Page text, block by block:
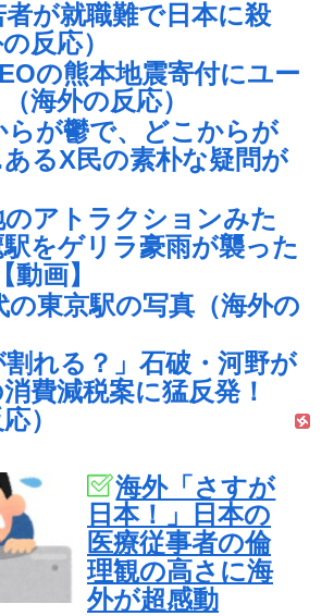
が就職難で日本に殺
反応）
の熊本地震寄付にユー
海外の反応）
らが鬱で、どこからが
るX民の素朴な疑問が
のアトラクションみた
をゲリラ豪雨が襲った
画】
の東京駅の写真（海外の
割れる？」石破・河野が
費減税案に猛反発！
）
海外「さすが
日本！」日本の
医療従事者の倫
理観の高さに海
外が超感動